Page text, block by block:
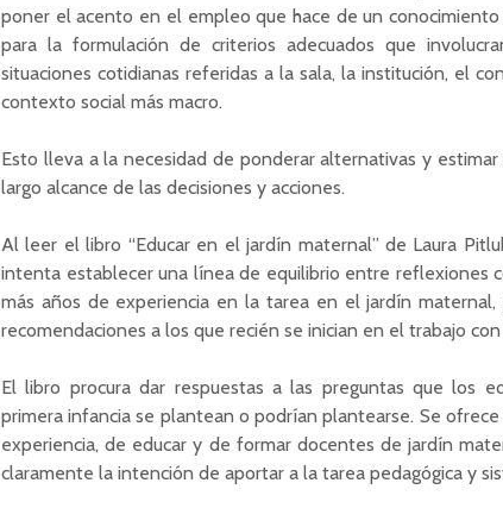
poner el acento en el empleo que hace de un
para la formulación de criterios adecuados que
situaciones cotidianas referidas a la sala, la institución, el
contexto social más macro.
Esto lleva a la necesidad de ponderar alternativas y estimar
largo alcance de las decisiones y acciones.
Al leer el libro “Educar en el jardín maternal” de Laura
intenta establecer una línea de equilibrio entre reflexiones
más años de experiencia en la tarea en el jardín
recomendaciones a los que recién se inician en el trabajo
El libro procura dar respuestas a las preguntas que los
primera infancia se plantean o podrían plantearse. Se
experiencia, de educar y de formar docentes de jardín
claramente la intención de aportar a la tarea pedagógica y